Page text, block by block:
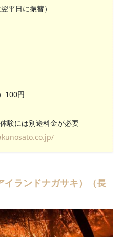
平日に振替）
100円
験には別途料金が必要
ランドナガサキ）（長